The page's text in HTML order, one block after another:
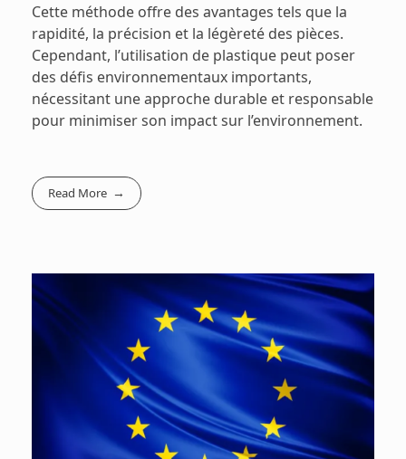
Cette méthode offre des avantages tels que la
rapidité, la précision et la légèreté des pièces.
Cependant, l’utilisation de plastique peut poser
des défis environnementaux importants,
nécessitant une approche durable et responsable
pour minimiser son impact sur l’environnement.
Read More